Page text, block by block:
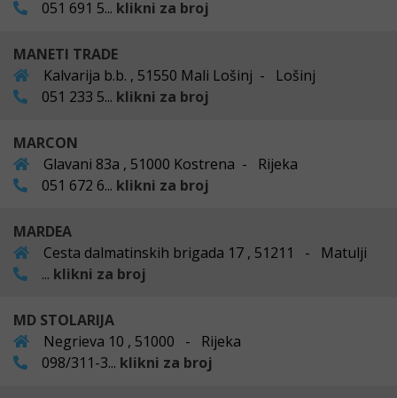
051 691 5... klikni za broj
MANETI TRADE
Kalvarija b.b. , 51550 Mali Lošinj - Lošinj
051 233 5... klikni za broj
MARCON
Glavani 83a , 51000 Kostrena - Rijeka
051 672 6... klikni za broj
MARDEA
Cesta dalmatinskih brigada 17 , 51211 - Matulji
... klikni za broj
MD STOLARIJA
Negrieva 10 , 51000 - Rijeka
098/311-3... klikni za broj